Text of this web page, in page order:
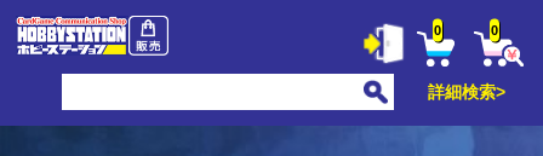
0 0
詳細検索>